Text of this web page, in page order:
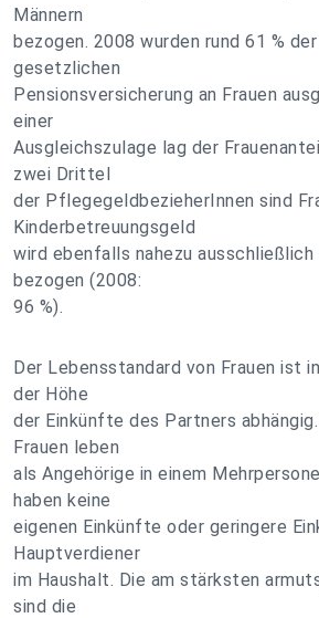
Männern
bezogen. 2008 wurden rund 61 %
gesetzlichen
Pensionsversicherung an Frauen
einer
Ausgleichszulage lag der
zwei Drittel
der PflegegeldbezieherInnen sind
Kinderbetreuungsgeld
wird ebenfalls nahezu ausschließlich
bezogen (2008:
96 %).
Der Lebensstandard von Frauen ist
der Höhe
der Einkünfte des Partners
Frauen leben
als Angehörige in einem
haben keine
eigenen Einkünfte oder geringere
Hauptverdiener
im Haushalt. Die am stärksten
sind die